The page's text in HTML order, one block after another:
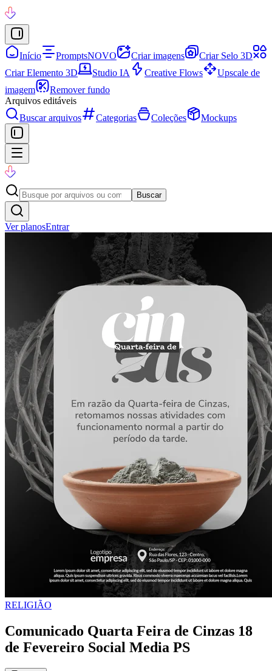
Início PromptsNOVO Criar imagens
Criar Selo 3D
Criar Elemento 3D
Studio IA Creative Flows
Upscale de
imagem
Remover fundo
Arquivos editáveis
Buscar arquivos
Categorias Coleções Mockups
Buscar
Ver planosEntrar
RELIGIÃO
Comunicado Quarta Feira de Cinzas 18
de Fevereiro Social Media PS